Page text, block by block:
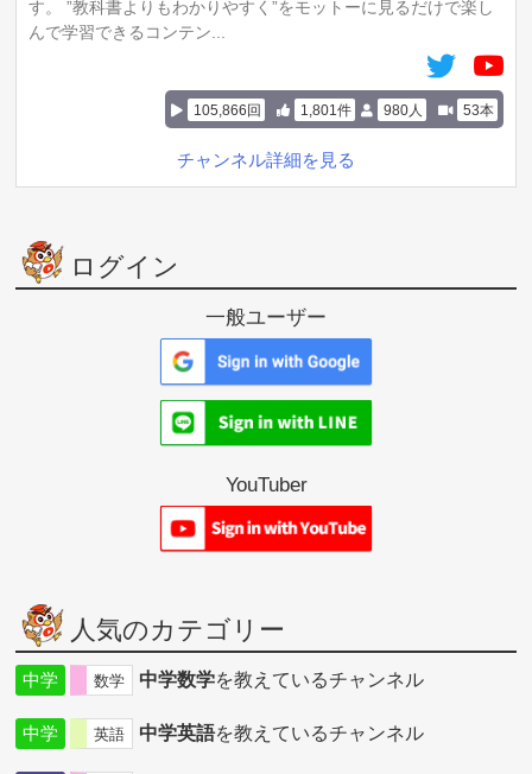
す。 ”教科書よりもわかりやすく”をモットーに見るだけで楽し
んで学習できるコンテン...
980人 53本
105,866回 1,801件
チャンネル詳細を見る
ログイン
一般ユーザー
YouTuber
人気のカテゴリー
中学 数学 中学数学を教えているチャンネル
中学 英語 中学英語を教えているチャンネル